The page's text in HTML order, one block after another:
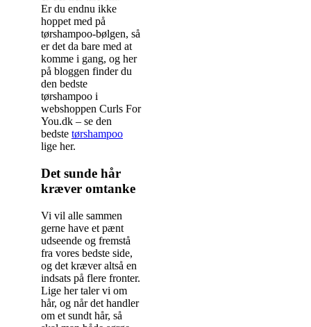
Er du endnu ikke
hoppet med på
tørshampoo-bølgen, så
er det da bare med at
komme i gang, og her
på bloggen finder du
den bedste
tørshampoo i
webshoppen Curls For
You.dk – se den
bedste tørshampoo
lige her.
Det sunde hår
kræver omtanke
Vi vil alle sammen
gerne have et pænt
udseende og fremstå
fra vores bedste side,
og det kræver altså en
indsats på flere fronter.
Lige her taler vi om
hår, og når det handler
om et sundt hår, så